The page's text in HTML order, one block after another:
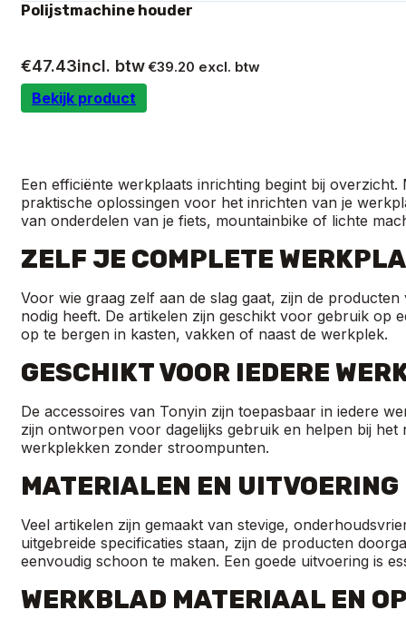
Polijstmachine houder
€47.43incl. btw€39.20 excl. btw
Bekijk product
Een efficiënte werkplaats inrichting begint bij
praktische oplossingen voor het inrichten van je
van onderdelen van je fiets, mountainbike of lichte
ZELF JE COMPLETE
Voor wie graag zelf aan de slag gaat, zijn de
nodig heeft. De artikelen zijn geschikt voor gebruik op
op te bergen in kasten, vakken of naast de werkplek.
GESCHIKT VOOR IEDERE
De accessoires van Tonyin zijn toepasbaar in iedere
zijn ontworpen voor dagelijks gebruik en helpen bij
werkplekken zonder stroompunten.
MATERIALEN EN UITVOERING
Veel artikelen zijn gemaakt van stevige,
uitgebreide specificaties staan, zijn de producten
eenvoudig schoon te maken. Een goede uitvoering is
WERKBLAD MATERIAAL EN